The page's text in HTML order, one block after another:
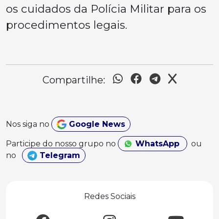
os cuidados da Polícia Militar para os
procedimentos legais.
Compartilhe:
Nos siga no Google News
Participe do nosso grupo no WhatsApp
ou
no
Telegram
Redes Sociais